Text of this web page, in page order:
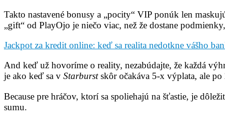
Takto nastavené bonusy a „pocity“ VIP ponúk len
„gift“ od PlayOjo je niečo viac, než že dostane
Jackpot za kredit online: keď sa realita nedotkne vášho
And keď už hovoríme o reality, nezabúdajte, že každá
je ako keď sa v Starburstskôr očakáva 5‑x výplata, ale po
Because pre hráčov, ktorí sa spoliehajú na šťastie, je
sumu.